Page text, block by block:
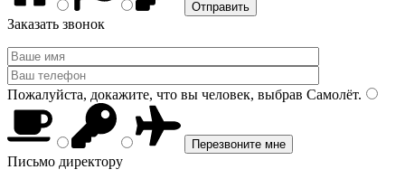
Заказать звонок
Пожалуйста, докажите, что вы человек, выбрав Самолёт.
Письмо директору